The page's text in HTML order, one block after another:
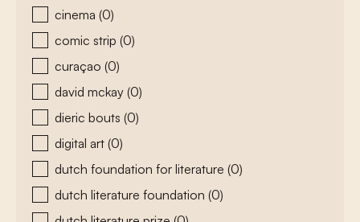
cinema (0)
comic strip (0)
curaçao (0)
david mckay (0)
dieric bouts (0)
digital art (0)
dutch foundation for literature (0)
dutch literature foundation (0)